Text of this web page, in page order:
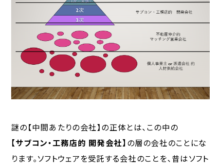
謎の【中間あたりの会社】の正体とは、この中の
【サブコン・工務店的 開発会社】 の層の会社のことにな
ります。ソフトウェアを受託する会社のことを、昔はソフト